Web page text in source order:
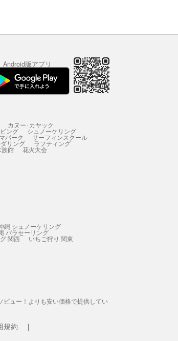
Android版アプリ
カヌー･カヤック
ング シュノーケリング
パーク サーフィンスクール
リング ラフティング
族館 花火大会
縄 シュノーケリング
パラセーリング
関西 いちご狩り 関東
ュー！よりも安い価格で提供してい
規約